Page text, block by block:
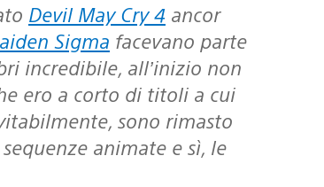
Devil May Cry 4 ancor
Sigma facevano parte
incredibile, all’inizio non
ero a corto di titoli a cui
sono rimasto
animate e sì, le